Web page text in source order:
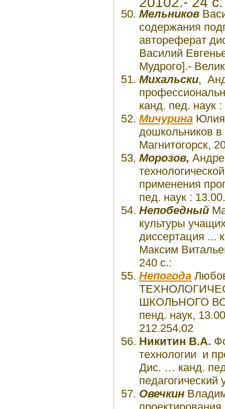
Мельников
содержания
автореферат
Василий
Мудрого].-
Михальски,
канд. пед. наук
Мичурина Юлия
дошкольников в
Магнитогорск,
Морозов,
применения
пед. наук :
Непобедный
культуры
диссертация ...
Максим
240 с.:
Непогода
ШКОЛЬНОГО
пенд. наук,
212.254.02
Никитин В.А.
технологии и
Дис. … канд.
Овечкин